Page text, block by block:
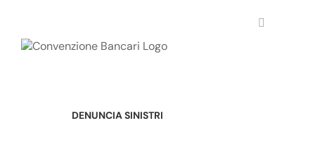
contenuto
DENUNCIA SINISTRI